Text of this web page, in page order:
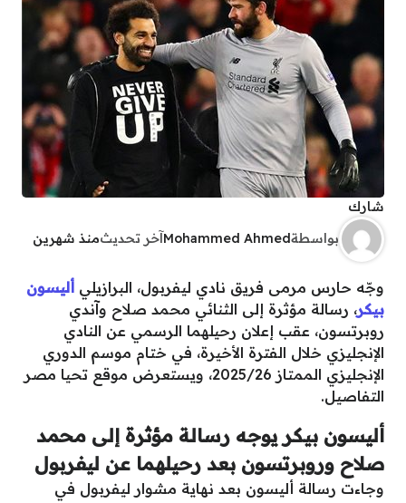
شارك
بواسطةMohammed Ahmed آخر تحديثمنذ شهرين
وجّه حارس مرمى فريق نادي ليفربول، البرازيلي أليسون
بيكر، رسالة مؤثرة إلى الثنائي محمد صلاح وآندي
روبرتسون، عقب إعلان رحيلهما الرسمي عن النادي
الإنجليزي خلال الفترة الأخيرة، في ختام موسم الدوري
الإنجليزي الممتاز 2025/26، ويستعرض موقع تحيا مصر
التفاصيل.
أليسون بيكر يوجه رسالة مؤثرة إلى محمد
صلاح وروبرتسون بعد رحيلهما عن ليفربول
وجاءت رسالة أليسون بعد نهاية مشوار ليفربول في